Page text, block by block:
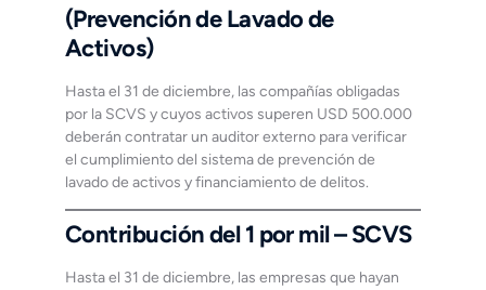
(Prevención de Lavado de
Activos)
Hasta el 31 de diciembre, las compañías obligadas
por la SCVS y cuyos activos superen USD 500.000
deberán contratar un auditor externo para verificar
el cumplimiento del sistema de prevención de
lavado de activos y financiamiento de delitos.
Contribución del 1 por mil – SCVS
Hasta el 31 de diciembre, las empresas que hayan